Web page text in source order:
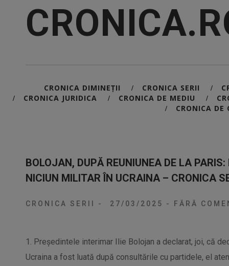
CRONICA DIMINEȚII / CRONICA SERII /
/ CRONICA JURIDICA / CRONICA DE MEDIU /
/ CRONICA DE
BOLOJAN, DUPĂ REUNIUNEA DE LA
NICIUN MILITAR ÎN UCRAINA – CRONICA
CRONICA SERII - 27/03/2025 - FĂRĂ
1. Preşedintele interimar Ilie Bolojan a declarat, joi, că
Ucraina a fost luată după consultările cu partidele, el